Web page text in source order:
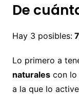
De
Hay 3 posibles:
Lo primero a
naturalescon lo
a la que lo